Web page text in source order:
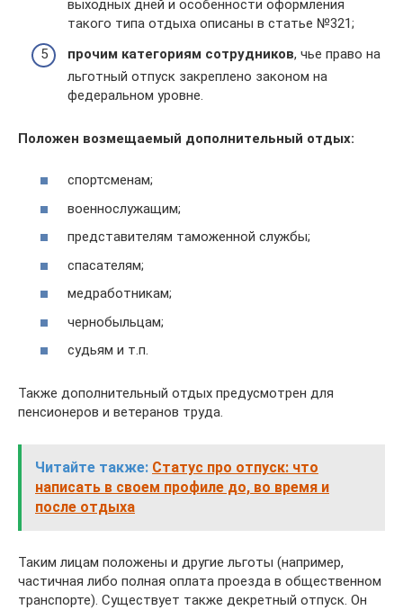
выходных дней и особенности оформления
такого типа отдыха описаны в статье №321;
прочим категориям сотрудников, чье право на
льготный отпуск закреплено законом на
федеральном уровне.
Положен возмещаемый дополнительный отдых:
спортсменам;
военнослужащим;
представителям таможенной службы;
спасателям;
медработникам;
чернобыльцам;
судьям и т.п.
Также дополнительный отдых предусмотрен для
пенсионеров и ветеранов труда.
Читайте также: Статус про отпуск: что
написать в своем профиле до, во время и
после отдыха
Таким лицам положены и другие льготы (например,
частичная либо полная оплата проезда в общественном
транспорте). Существует также декретный отпуск. Он